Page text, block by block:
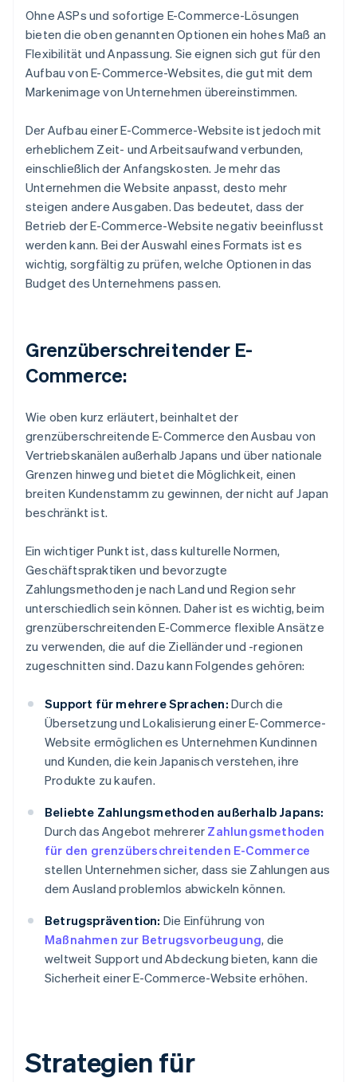
Ohne ASPs und sofortige E-Commerce-Lösungen
bieten die oben genannten Optionen ein hohes Maß an
Flexibilität und Anpassung. Sie eignen sich gut für den
Aufbau von E-Commerce-Websites, die gut mit dem
Markenimage von Unternehmen übereinstimmen.
Der Aufbau einer E-Commerce-Website ist jedoch mit
erheblichem Zeit- und Arbeitsaufwand verbunden,
einschließlich der Anfangskosten. Je mehr das
Unternehmen die Website anpasst, desto mehr
steigen andere Ausgaben. Das bedeutet, dass der
Betrieb der E-Commerce-Website negativ beeinflusst
werden kann. Bei der Auswahl eines Formats ist es
wichtig, sorgfältig zu prüfen, welche Optionen in das
Budget des Unternehmens passen.
Grenzüberschreitender E-
Commerce:
Wie oben kurz erläutert, beinhaltet der
grenzüberschreitende E-Commerce den Ausbau von
Vertriebskanälen außerhalb Japans und über nationale
Grenzen hinweg und bietet die Möglichkeit, einen
breiten Kundenstamm zu gewinnen, der nicht auf Japan
beschränkt ist.
Ein wichtiger Punkt ist, dass kulturelle Normen,
Geschäftspraktiken und bevorzugte
Zahlungsmethoden je nach Land und Region sehr
unterschiedlich sein können. Daher ist es wichtig, beim
grenzüberschreitenden E-Commerce flexible Ansätze
zu verwenden, die auf die Zielländer und -regionen
zugeschnitten sind. Dazu kann Folgendes gehören:
Support für mehrere Sprachen: Durch die
Übersetzung und Lokalisierung einer E-Commerce-
Website ermöglichen es Unternehmen Kundinnen
und Kunden, die kein Japanisch verstehen, ihre
Produkte zu kaufen.
Beliebte Zahlungsmethoden außerhalb Japans:
Durch das Angebot mehrerer Zahlungsmethoden
für den grenzüberschreitenden E-Commerce
stellen Unternehmen sicher, dass sie Zahlungen aus
dem Ausland problemlos abwickeln können.
Betrugsprävention: Die Einführung von
Maßnahmen zur Betrugsvorbeugung, die
weltweit Support und Abdeckung bieten, kann die
Sicherheit einer E-Commerce-Website erhöhen.
Strategien für